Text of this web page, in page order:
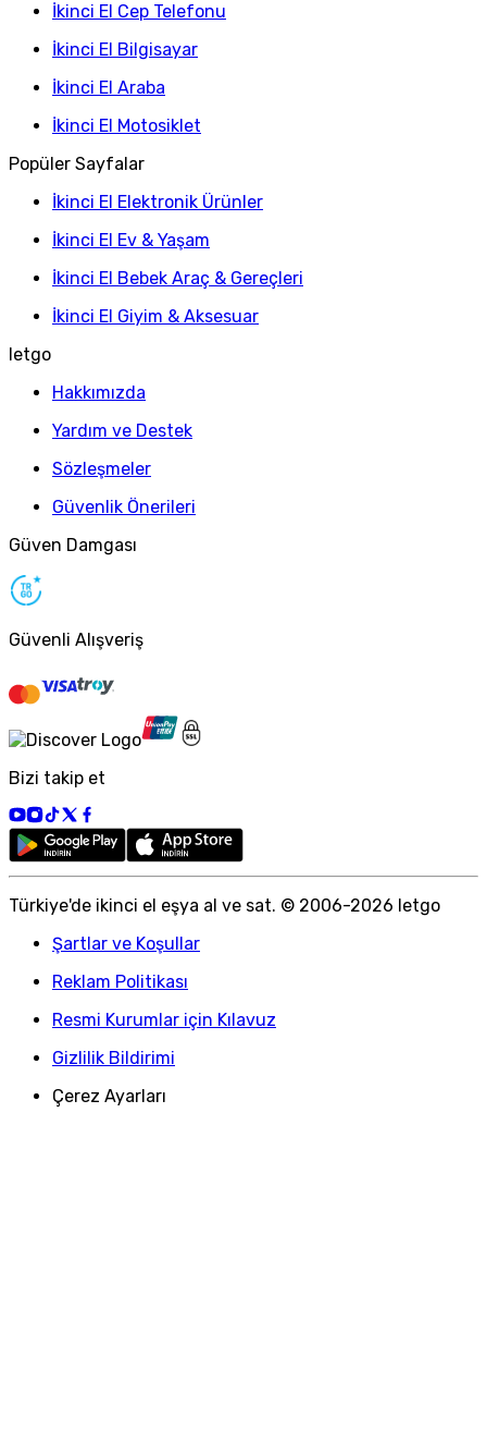
İkinci El Cep Telefonu
İkinci El Bilgisayar
İkinci El Araba
İkinci El Motosiklet
Popüler Sayfalar
İkinci El Elektronik Ürünler
İkinci El Ev & Yaşam
İkinci El Bebek Araç & Gereçleri
İkinci El Giyim & Aksesuar
letgo
Hakkımızda
Yardım ve Destek
Sözleşmeler
Güvenlik Önerileri
Güven Damgası
Güvenli Alışveriş
Bizi takip et
Türkiye'de ikinci el eşya al ve sat. © 2006-2026 letgo
Şartlar ve Koşullar
Reklam Politikası
Resmi Kurumlar için Kılavuz
Gizlilik Bildirimi
Çerez Ayarları